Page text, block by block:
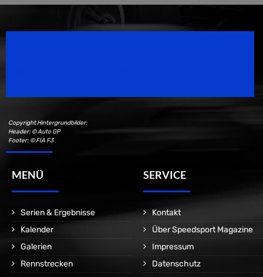
Copyright Hintergrundbilder:
Header: © Auto GP
Footer: © FIA F3
MENÜ
Serien & Ergebnisse
Kalender
Galerien
Rennstrecken
SERVICE
Kontakt
Über Speedsport Magazine
Impressum
Datenschutz